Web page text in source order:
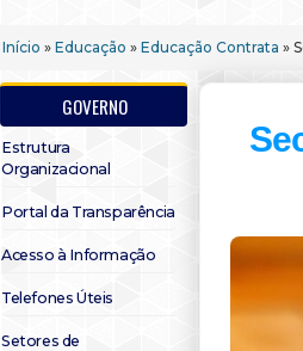
Início » Educação » Educação Contrata »
GOVERNO
Estrutura
Organizacional
Portal da Transparência
Acesso à Informação
Telefones Úteis
Setores de